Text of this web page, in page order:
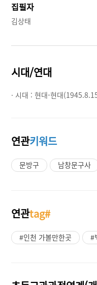
집필자
김상태
시대/연대
· 시대 :현대-현대
연관키워드
문방구 남창문구사
연관tag#
#인천 가볼만한곳 #